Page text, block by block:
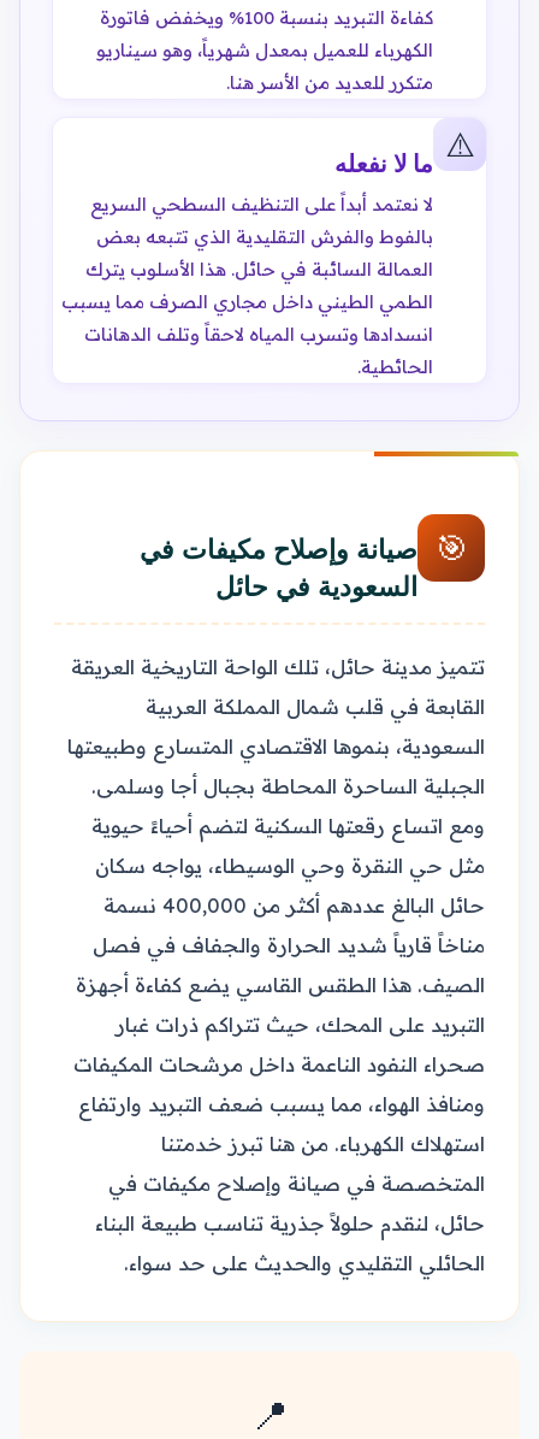
كفاءة التبريد بنسبة 100% ويخفض فاتورة
الكهرباء للعميل بمعدل شهرياً، وهو سيناريو
متكرر للعديد من الأسر هنا.
⚠️ ما لا نفعله
لا نعتمد أبداً على التنظيف السطحي السريع
بالفوط والفرش التقليدية الذي تتبعه بعض
العمالة السائبة في حائل. هذا الأسلوب يترك
الطمي الطيني داخل مجاري الصرف مما يسبب
انسدادها وتسرب المياه لاحقاً وتلف الدهانات
الحائطية.
🎯
صيانة وإصلاح مكيفات في
السعودية في حائل
تتميز مدينة حائل، تلك الواحة التاريخية العريقة
القابعة في قلب شمال المملكة العربية
السعودية، بنموها الاقتصادي المتسارع وطبيعتها
الجبلية الساحرة المحاطة بجبال أجا وسلمى.
ومع اتساع رقعتها السكنية لتضم أحياءً حيوية
مثل حي النقرة وحي الوسيطاء، يواجه سكان
حائل البالغ عددهم أكثر من 400,000 نسمة
مناخاً قارياً شديد الحرارة والجفاف في فصل
الصيف. هذا الطقس القاسي يضع كفاءة أجهزة
التبريد على المحك، حيث تتراكم ذرات غبار
صحراء النفود الناعمة داخل مرشحات المكيفات
ومنافذ الهواء، مما يسبب ضعف التبريد وارتفاع
استهلاك الكهرباء. من هنا تبرز خدمتنا
المتخصصة في صيانة وإصلاح مكيفات في
حائل، لنقدم حلولاً جذرية تناسب طبيعة البناء
الحائلي التقليدي والحديث على حد سواء.
📍